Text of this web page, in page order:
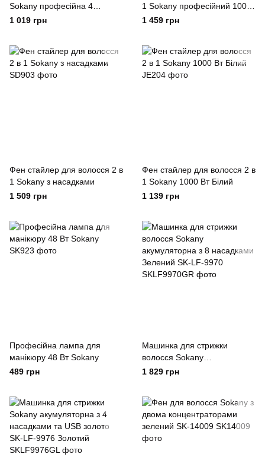
Sokany професійна 4
насадки
1 019 грн
1 Sokany професійний 1000
Вт
1 459 грн
Фен стайлер для волосся 2 в
1 Sokany з насадками
1 509 грн
Фен стайлер для волосся 2 в
1 Sokany 1000 Вт Білий
1 139 грн
Професійна лампа для
манікюру 48 Вт Sokany
489 грн
Машинка для стрижки
волосся Sokany
акумуляторна з 8 насадками
1 829 грн